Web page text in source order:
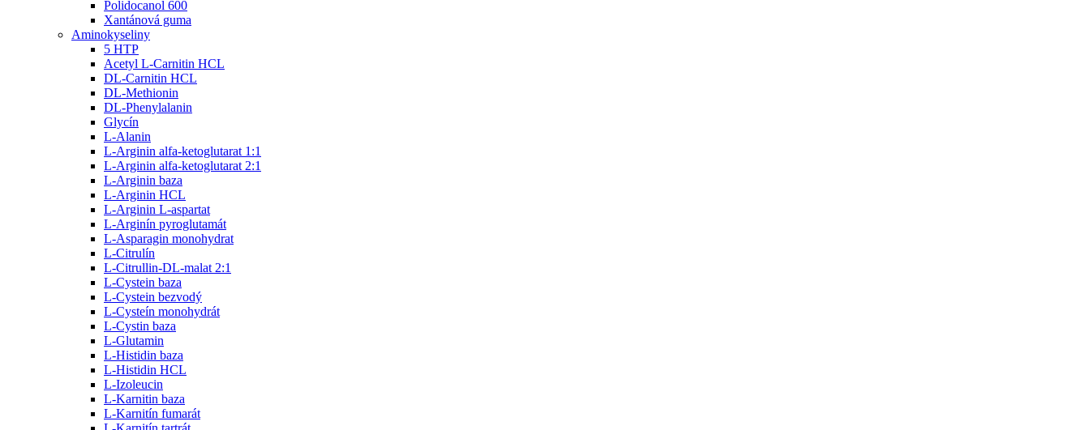
Polidocanol 600
Xantánová guma
Aminokyseliny
5 HTP
Acetyl L-Carnitin HCL
DL-Carnitin HCL
DL-Methionin
DL-Phenylalanin
Glycín
L-Alanin
L-Arginin alfa-ketoglutarat 1:1
L-Arginin alfa-ketoglutarat 2:1
L-Arginin baza
L-Arginin HCL
L-Arginin L-aspartat
L-Arginín pyroglutamát
L-Asparagin monohydrat
L-Citrulín
L-Citrullin-DL-malat 2:1
L-Cystein baza
L-Cystein bezvodý
L-Cysteín monohydrát
L-Cystin baza
L-Glutamin
L-Histidin baza
L-Histidin HCL
L-Izoleucin
L-Karnitin baza
L-Karnitín fumarát